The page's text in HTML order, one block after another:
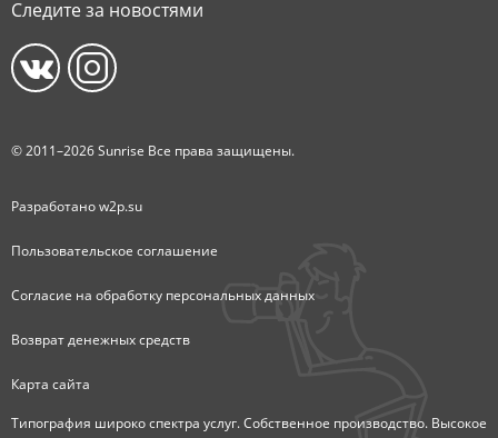
Следите за новостями
© 2011–2026 Sunrise Все права защищены.
Разработаноw2p.su
Пользовательское соглашение
Согласие на обработку персональных данных
Возврат денежных средств
Карта сайта
Типография широко спектра услуг. Собственное производство. Высокое